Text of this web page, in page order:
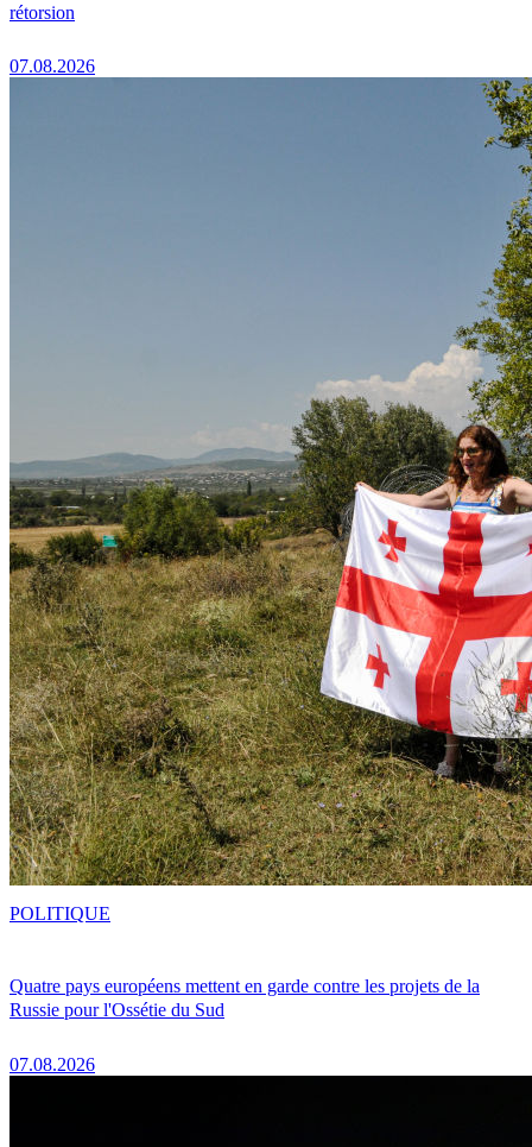
rétorsion
07.08.2026
Quatre pays européens mettent en garde contre les projets de la
Russie pour l'Ossétie du Sud
07.08.2026
POLITIQUE